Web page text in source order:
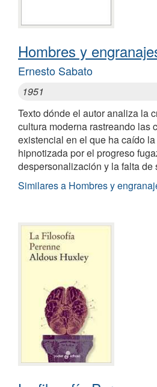
Hombres y
Ernesto Sabato
1951
Texto dónde el autor analiza la
cultura moderna rastreando las
existencial en el que ha caído
hipnotizada por el progreso
despersonalización y la falta de
Similares a Hombres y